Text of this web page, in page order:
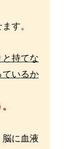
す。
と持てな
ているか
脳に血液